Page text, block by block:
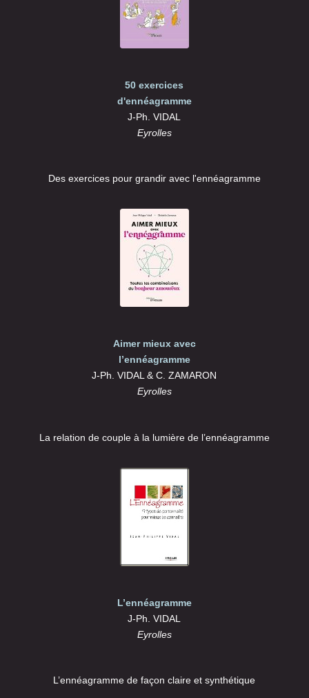
50 exercices
d'ennéagramme
J-Ph. VIDAL
Eyrolles
Des exercices pour grandir avec l'ennéagramme
Aimer mieux avec
l’ennéagramme
J-Ph. VIDAL & C. ZAMARON
Eyrolles
La relation de couple à la lumière de l’ennéagramme
L’ennéagramme
J-Ph. VIDAL
Eyrolles
L’ennéagramme de façon claire et synthétique